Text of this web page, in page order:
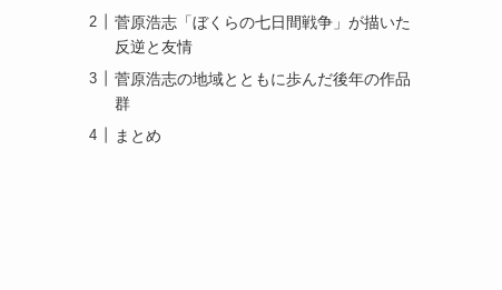
菅原浩志「ぼくらの七日間戦争」が描いた
反逆と友情
菅原浩志の地域とともに歩んだ後年の作品
群
まとめ